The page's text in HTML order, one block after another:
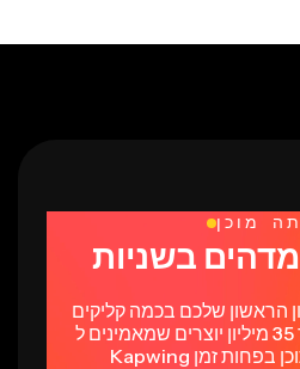
בשניות
הראשון שלכם בכמה קליקים
בלבד. הצטרפו לעוד 35 מיליון יוצרים שמאמינים ל-